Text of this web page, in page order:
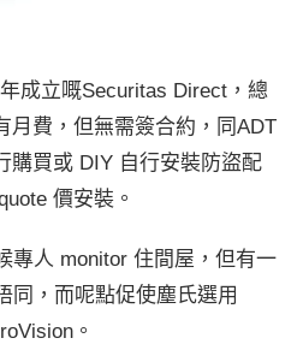
成立嘅Securitas Direct，總
月費，但無需簽合約，同ADT
購買或 DIY 自行安裝防盜配
價安裝。
專人 monitor 住間屋，但有一
同，而呢點促使塵氏選用
。